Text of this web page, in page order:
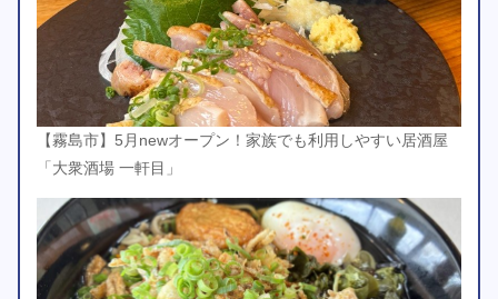
【霧島市】5月newオープン！家族でも利用しやすい居酒屋
「大衆酒場 一軒目」